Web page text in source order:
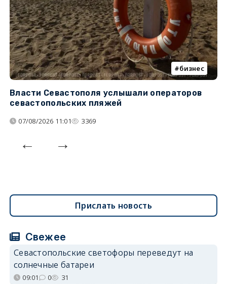
бизнес
Власти Севастополя услышали операторов
севастопольских пляжей
07/08/2026 11:01 3369
Прислать новость
Свежее
Севастопольские светофоры переведут на
солнечные батареи
09:01 0 31